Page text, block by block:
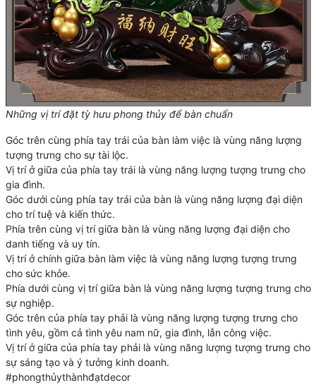
Những vị trí đặt tỳ hưu phong thủy để bàn chuẩn
Góc trên cùng phía tay trái của bàn làm việc là vùng năng lượng
tượng trưng cho sự tài lộc.
Vị trí ở giữa của phía tay trái là vùng năng lượng tượng trưng cho
gia đình.
Góc dưới cùng phía tay trái của bàn là vùng năng lượng đại diện
cho trí tuệ và kiến thức.
Phía trên cùng vị trí giữa bàn là vùng năng lượng đại diện cho
danh tiếng và uy tín.
Vị trí ở chính giữa bàn làm việc là vùng năng lượng tượng trưng
cho sức khỏe.
Phía dưới cùng vị trí giữa bàn là vùng năng lượng tượng trưng cho
sự nghiệp.
Góc trên của phía tay phải là vùng năng lượng tượng trưng cho
tình yêu, gồm cả tình yêu nam nữ, gia đình, lẫn công việc.
Vị trí ở giữa của phía tay phải là vùng năng lượng tượng trưng cho
sự sáng tạo và ý tưởng kinh doanh.
#phongthủythànhđạtdecor